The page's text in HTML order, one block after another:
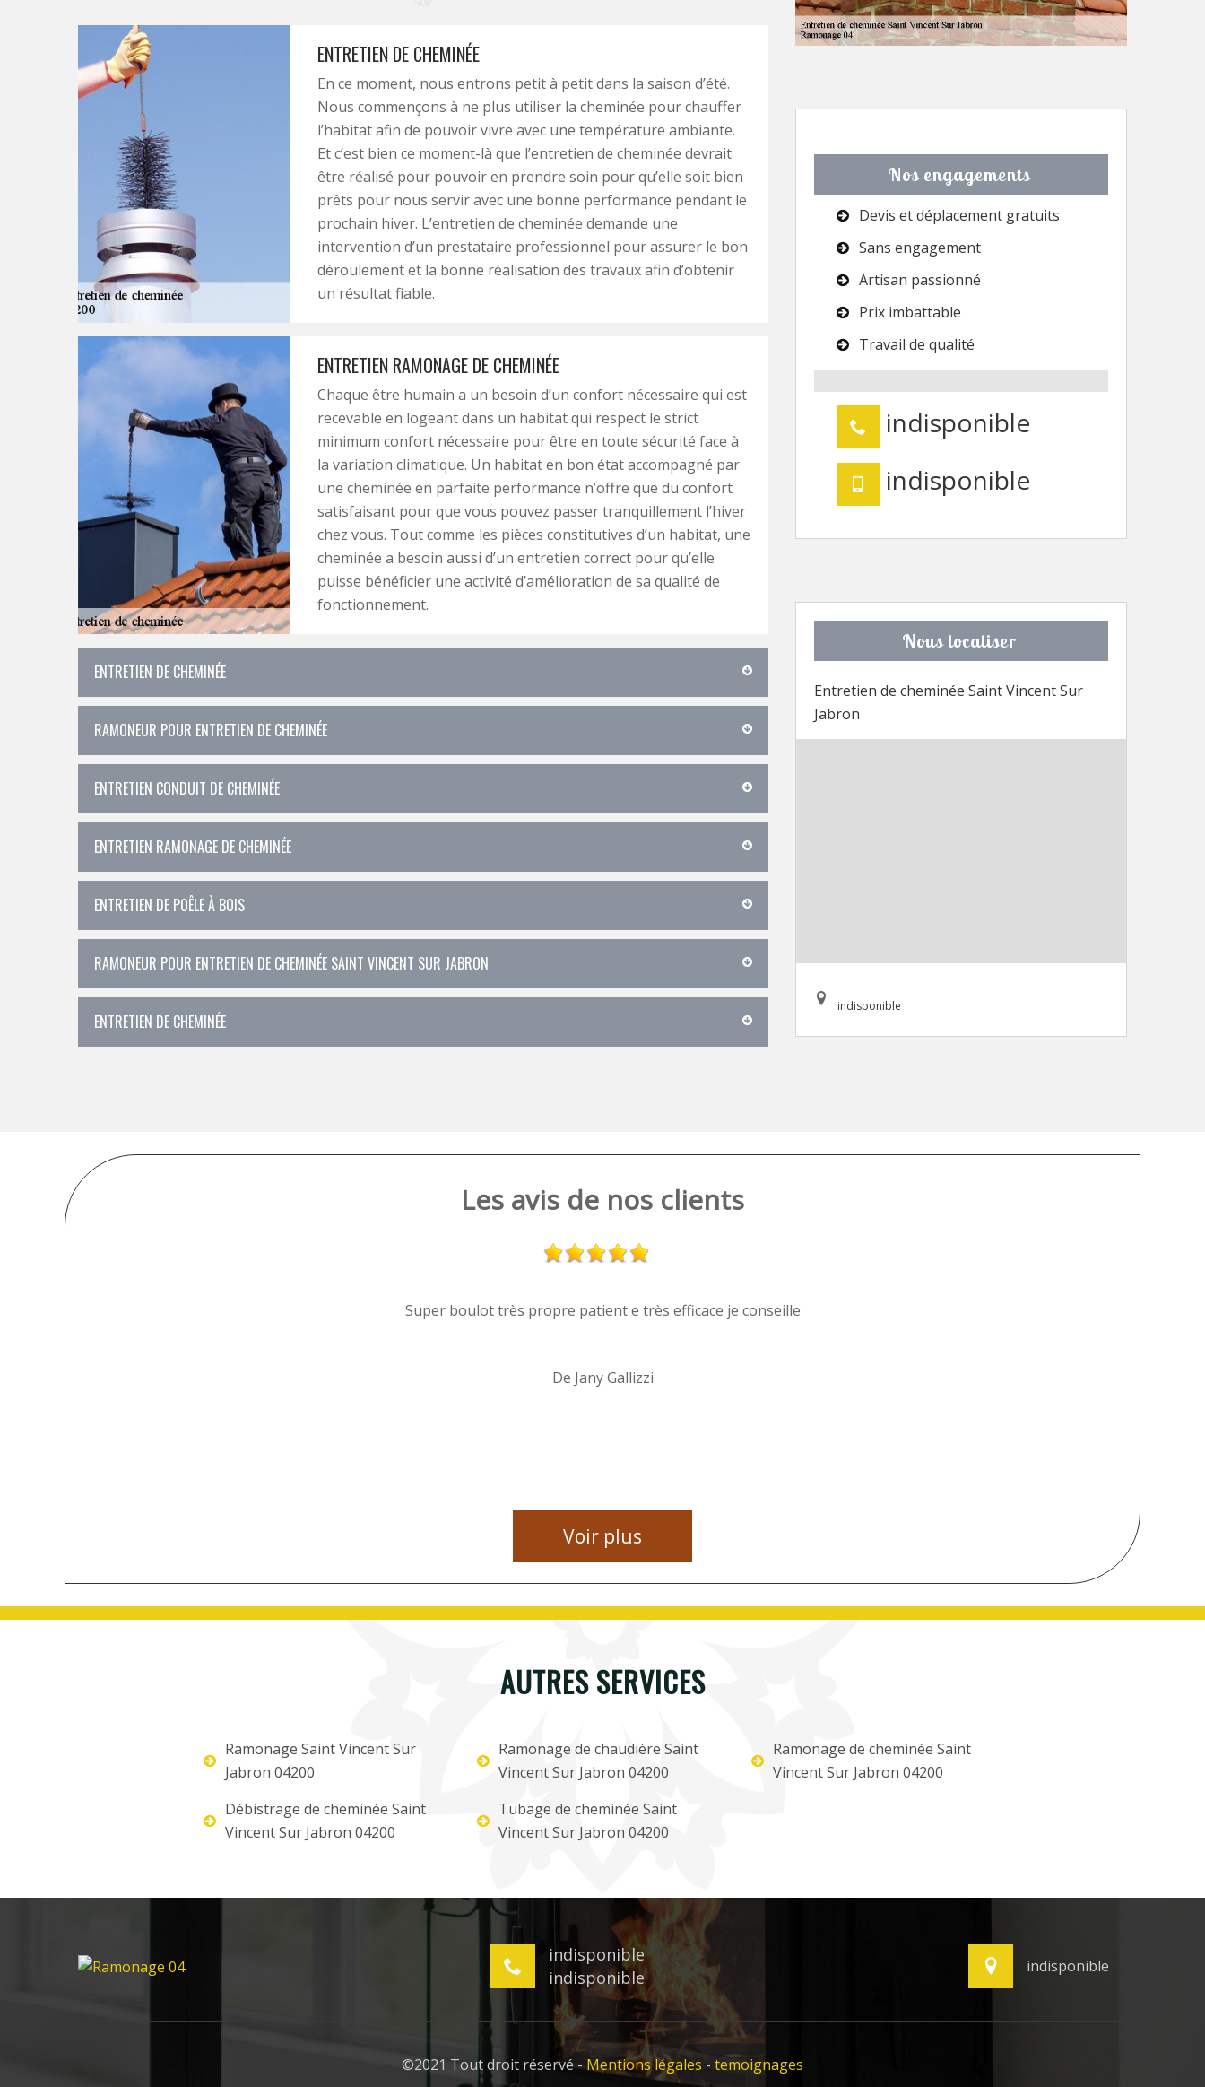
ENTRETIEN DE CHEMINÉE
En ce moment, nous entrons petit à petit dans la saison d’été.
Nous commençons à ne plus utiliser la cheminée pour chauffer
l’habitat afin de pouvoir vivre avec une température ambiante.
Et c’est bien ce moment-là que l’entretien de cheminée devrait
être réalisé pour pouvoir en prendre soin pour qu’elle soit bien
prêts pour nous servir avec une bonne performance pendant le
prochain hiver. L’entretien de cheminée demande une
intervention d’un prestataire professionnel pour assurer le bon
déroulement et la bonne réalisation des travaux afin d’obtenir
un résultat fiable.
ENTRETIEN RAMONAGE DE CHEMINÉE
Chaque être humain a un besoin d’un confort nécessaire qui est
recevable en logeant dans un habitat qui respect le strict
minimum confort nécessaire pour être en toute sécurité face à
la variation climatique. Un habitat en bon état accompagné par
une cheminée en parfaite performance n’offre que du confort
satisfaisant pour que vous pouvez passer tranquillement l’hiver
chez vous. Tout comme les pièces constitutives d’un habitat, une
cheminée a besoin aussi d’un entretien correct pour qu’elle
puisse bénéficier une activité d’amélioration de sa qualité de
fonctionnement.
ENTRETIEN DE CHEMINÉE
RAMONEUR POUR ENTRETIEN DE CHEMINÉE
ENTRETIEN CONDUIT DE CHEMINÉE
ENTRETIEN RAMONAGE DE CHEMINÉE
ENTRETIEN DE POÊLE À BOIS
RAMONEUR POUR ENTRETIEN DE CHEMINÉE SAINT VINCENT SUR JABRON
ENTRETIEN DE CHEMINÉE
Nos engagements
Devis et déplacement gratuits
Sans engagement
Artisan passionné
Prix imbattable
Travail de qualité
indisponible
indisponible
Nous localiser
Entretien de cheminée Saint Vincent Sur
Jabron
indisponible
Les avis de nos clients
Super boulot très propre patient e très efficace je conseille
De Jany Gallizzi
Voir plus
AUTRES SERVICES
Ramonage Saint Vincent Sur
Jabron 04200
Débistrage de cheminée Saint
Vincent Sur Jabron 04200
Ramonage de chaudière Saint
Vincent Sur Jabron 04200
Tubage de cheminée Saint
Vincent Sur Jabron 04200
Ramonage de cheminée Saint
Vincent Sur Jabron 04200
indisponible
indisponible
indisponible
©2021 Tout droit réservé - Mentions légales - temoignages